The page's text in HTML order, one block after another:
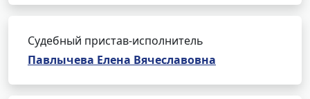
Судебный пристав-исполнитель
Павлычева Елена Вячеславовна